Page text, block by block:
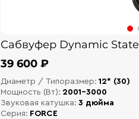
Сабвуфер Dynamic State
39 600 ₽
Диаметр / Типоразмер: 12* (30)
Мощность (Вт): 2001-3000
Звуковая катушка: 3 дюйма
Серия: FORCE